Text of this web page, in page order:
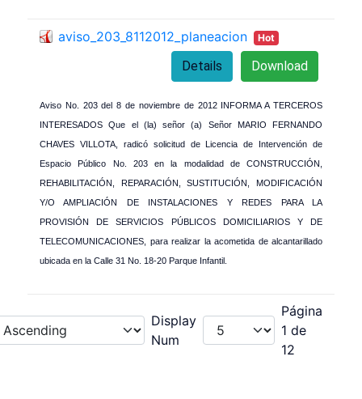
aviso_203_8112012_planeacion Hot
Download
Details
Aviso No. 203 del 8 de noviembre de 2012 INFORMA A TERCEROS
INTERESADOS Que el (la) señor (a) Señor MARIO FERNANDO
CHAVES VILLOTA, radicó solicitud de Licencia de Intervención de
Espacio Público No. 203 en la modalidad de CONSTRUCCIÓN,
REHABILITACIÓN, REPARACIÓN, SUSTITUCIÓN, MODIFICACIÓN
Y/O AMPLIACIÓN DE INSTALACIONES Y REDES PARA LA
PROVISIÓN DE SERVICIOS PÚBLICOS DOMICILIARIOS Y DE
TELECOMUNICACIONES, para realizar la acometida de alcantarillado
ubicada en la Calle 31 No. 18-20 Parque Infantil.
Display
Num
Página
1 de
12